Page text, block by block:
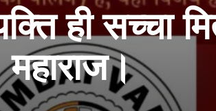
ही सच्चा
महाराज।